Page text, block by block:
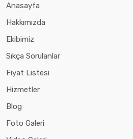
Anasayfa
Hakkımızda
Ekibimiz
Sıkça Sorulanlar
Fiyat Listesi
Hizmetler
Blog
Foto Galeri